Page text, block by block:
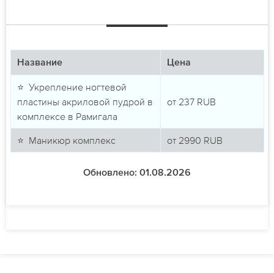
Название Цена
⭐ Укрепление ногтевой
пластины акриловой пудрой в
комплексе в Рамигала
от 237 RUB
⭐ Маникюр комплекс от 2990 RUB
Обновлено: 01.08.2026